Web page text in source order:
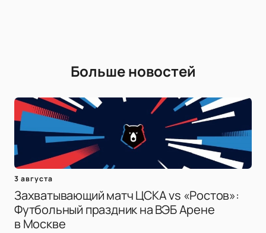
Больше новостей
3 августа
Захватывающий матч ЦСКА vs «Ростов»:
Футбольный праздник на ВЭБ Арене
в Москве